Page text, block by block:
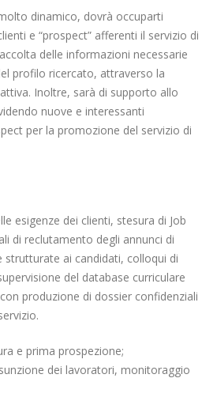
dinamico, dovrà occuparti
e “prospect” afferenti il servizio di
delle informazioni necessarie
profilo ricercato, attraverso la
Inoltre, sarà di supporto allo
nuove e interessanti
per la promozione del servizio di
esigenze dei clienti, stesura di Job
di reclutamento degli annunci di
strutturate ai candidati, colloqui di
del database curriculare
produzione di dossier confidenziali
e prima prospezione;
dei lavoratori, monitoraggio